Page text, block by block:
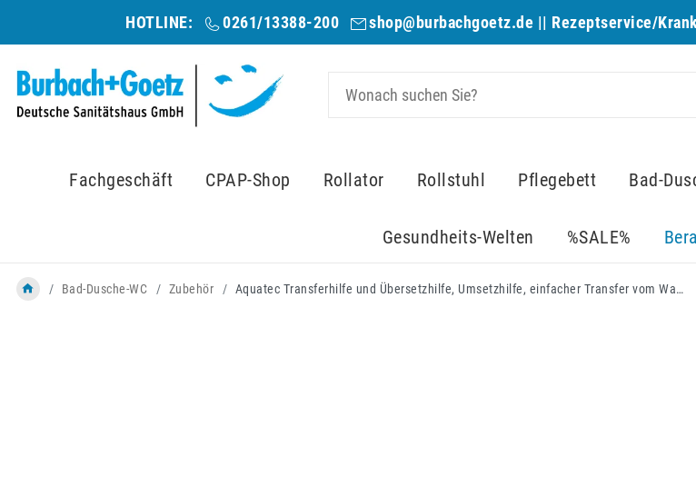
HOTLINE: 0261/13388-200 shop@burbachgoetz.de || Rezeptservice/
Fachgeschäft CPAP-Shop Rollator Rollstuhl Pflegebett Bad-
Gesundheits-Welten %SALE%
Bad-Dusche-WC Zubehör Aquatec Transferhilfe und Übersetzhilfe, Umsetzhilfe, einfacher Transfer vom Wannenrand auf den Bade-Lifter, bis 140 kg, in grau oder blau